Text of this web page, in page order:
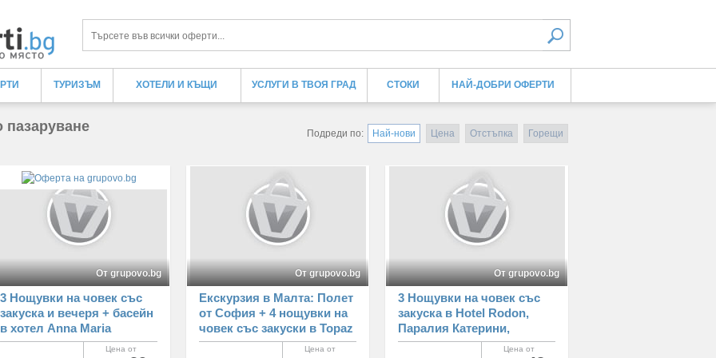
Търси
ТУРИЗЪМ ХОТЕЛИ И КЪЩИ УСЛУГИ В ТВОЯ ГРАД СТОКИ НАЙ-ДОБРИ ОФЕРТИ
Подреди по: Най-нови Цена Отстъпка Горещи
пазаруване
От grupovo.bg
3 Нощувки на човек със
закуска и вечеря + басейн
в хотел Anna Maria
Paradise***, Пефкохори,
Цена от
От grupovo.bg
Екскурзия в Малта: Полет
от София + 4 нощувки на
човек със закуски в Topaz
Hotel + възможност за
Цена от
От grupovo.bg
3 Нощувки на човек със
закуска в Hotel Rodon,
Паралия Катерини,
Гърция
Цена от